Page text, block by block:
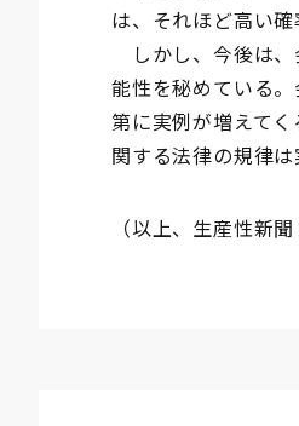
は、それほど高い
しかし、今後は、
能性を秘めている
第に実例が増えて
関する法律の規律
（以上、生産性新